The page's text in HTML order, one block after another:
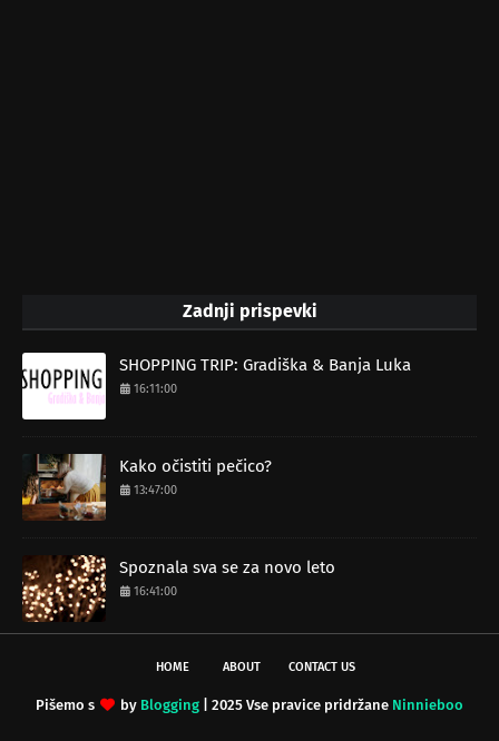
Zadnji prispevki
SHOPPING TRIP: Gradiška & Banja Luka
16:11:00
Kako očistiti pečico?
13:47:00
Spoznala sva se za novo leto
16:41:00
HOME ABOUT CONTACT US
Pišemo s by Blogging | 2025 Vse pravice pridržane Ninnieboo